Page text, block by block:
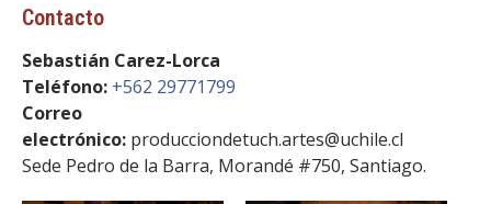
Contacto
Sebastián Carez-Lorca
Teléfono: +562 29771799
Correo
electrónico: producciondetuch.artes@uchile.cl
Sede Pedro de la Barra, Morandé #750, Santiago.